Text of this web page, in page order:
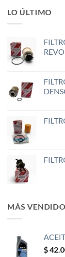
LO ÚLTIMO
MÁS
$